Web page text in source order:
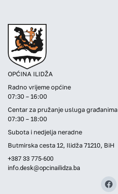
OPĆINA ILIDŽA
Radno vrijeme općine
07:30 – 16:00
Centar za pružanje usluga građanima
07:30 – 18:00
Subota i nedjelja neradne
Butmirska cesta 12, Ilidža 71210, BiH
+387 33 775-600
info.desk@opcinailidza.ba